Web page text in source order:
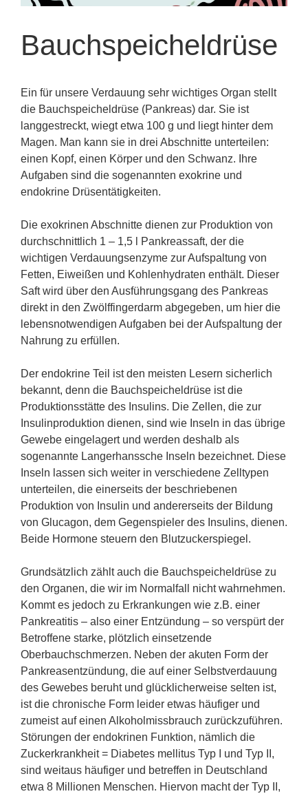
Bauchspeicheldrüse
Ein für unsere Verdauung sehr wichtiges Organ stellt
die Bauchspeicheldrüse (Pankreas) dar. Sie ist
langgestreckt, wiegt etwa 100 g und liegt hinter dem
Magen. Man kann sie in drei Abschnitte unterteilen:
einen Kopf, einen Körper und den Schwanz. Ihre
Aufgaben sind die sogenannten exokrine und
endokrine Drüsentätigkeiten.
Die exokrinen Abschnitte dienen zur Produktion von
durchschnittlich 1 – 1,5 l Pankreassaft, der die
wichtigen Verdauungsenzyme zur Aufspaltung von
Fetten, Eiweißen und Kohlenhydraten enthält. Dieser
Saft wird über den Ausführungsgang des Pankreas
direkt in den Zwölffingerdarm abgegeben, um hier die
lebensnotwendigen Aufgaben bei der Aufspaltung der
Nahrung zu erfüllen.
Der endokrine Teil ist den meisten Lesern sicherlich
bekannt, denn die Bauchspeicheldrüse ist die
Produktionsstätte des Insulins. Die Zellen, die zur
Insulinproduktion dienen, sind wie Inseln in das übrige
Gewebe eingelagert und werden deshalb als
sogenannte Langerhanssche Inseln bezeichnet. Diese
Inseln lassen sich weiter in verschiedene Zelltypen
unterteilen, die einerseits der beschriebenen
Produktion von Insulin und andererseits der Bildung
von Glucagon, dem Gegenspieler des Insulins, dienen.
Beide Hormone steuern den Blutzuckerspiegel.
Grundsätzlich zählt auch die Bauchspeicheldrüse zu
den Organen, die wir im Normalfall nicht wahrnehmen.
Kommt es jedoch zu Erkrankungen wie z.B. einer
Pankreatitis – also einer Entzündung – so verspürt der
Betroffene starke, plötzlich einsetzende
Oberbauchschmerzen. Neben der akuten Form der
Pankreasentzündung, die auf einer Selbstverdauung
des Gewebes beruht und glücklicherweise selten ist,
ist die chronische Form leider etwas häufiger und
zumeist auf einen Alkoholmissbrauch zurückzuführen.
Störungen der endokrinen Funktion, nämlich die
Zuckerkrankheit = Diabetes mellitus Typ I und Typ II,
sind weitaus häufiger und betreffen in Deutschland
etwa 8 Millionen Menschen. Hiervon macht der Typ II,